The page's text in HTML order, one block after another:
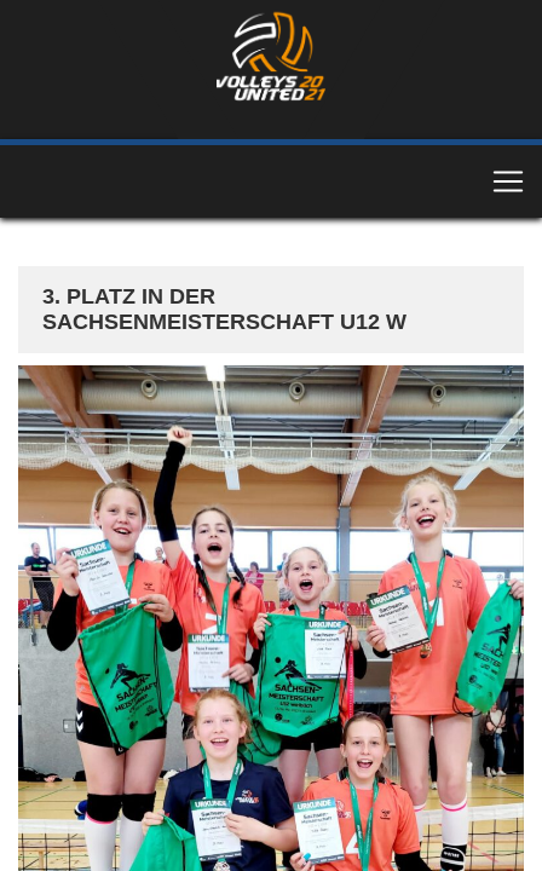
3. PLATZ IN DER
SACHSENMEISTERSCHAFT U12 W